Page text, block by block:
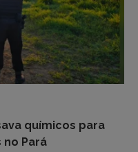
químicos para
Pará